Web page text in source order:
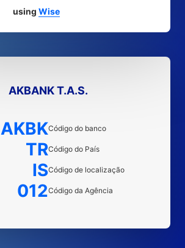
using Wise
AKBANK T.A.S.
AKBKCódigo do banco
TRCódigo do País
ISCódigo de localização
012Código da Agência